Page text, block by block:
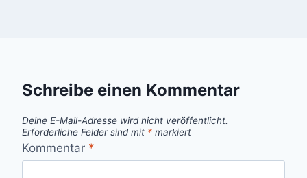
Schreibe einen Kommentar
Deine E-Mail-Adresse wird nicht veröffentlicht.
Erforderliche Felder sind mit * markiert
Kommentar *